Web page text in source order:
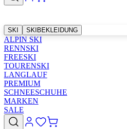
SKI SKIBEKLEIDUNG
ALPIN SKI
RENNSKI
FREESKI
TOURENSKI
LANGLAUF
PREMIUM
SCHNEESCHUHE
MARKEN
SALE